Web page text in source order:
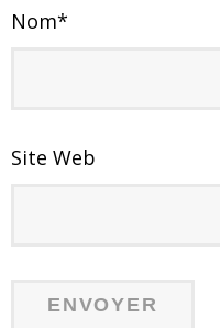
Nom*
Site Web